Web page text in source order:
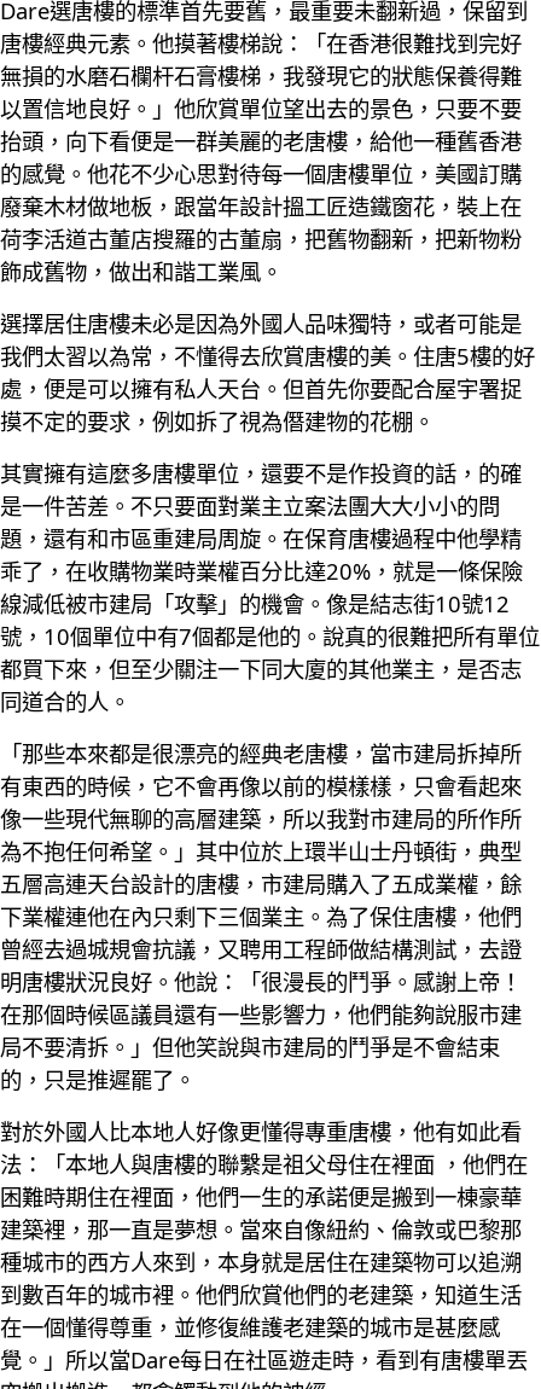
Dare選唐樓的標準首先要舊，最重要未翻新過，保留到
唐樓經典元素。他摸著樓梯說：「在香港很難找到完好
無損的水磨石欄杆石膏樓梯，我發現它的狀態保養得難
以置信地良好。」他欣賞單位望出去的景色，只要不要
抬頭，向下看便是一群美麗的老唐樓，給他一種舊香港
的感覺。他花不少心思對待每一個唐樓單位，美國訂購
廢棄木材做地板，跟當年設計搵工匠造鐵窗花，裝上在
荷李活道古董店搜羅的古董扇，把舊物翻新，把新物粉
飾成舊物，做出和諧工業風。
選擇居住唐樓未必是因為外國人品味獨特，或者可能是
我們太習以為常，不懂得去欣賞唐樓的美。住唐5樓的好
處，便是可以擁有私人天台。但首先你要配合屋宇署捉
摸不定的要求，例如拆了視為僭建物的花棚。
其實擁有這麼多唐樓單位，還要不是作投資的話，的確
是一件苦差。不只要面對業主立案法團大大小小的問
題，還有和市區重建局周旋。在保育唐樓過程中他學精
乖了，在收購物業時業權百分比達20%，就是一條保險
線減低被市建局「攻擊」的機會。像是結志街10號12
號，10個單位中有7個都是他的。說真的很難把所有單位
都買下來，但至少關注一下同大廈的其他業主，是否志
同道合的人。
「那些本來都是很漂亮的經典老唐樓，當市建局拆掉所
有東西的時候，它不會再像以前的模樣樣，只會看起來
像一些現代無聊的高層建築，所以我對市建局的所作所
為不抱任何希望。」其中位於上環半山士丹頓街，典型
五層高連天台設計的唐樓，市建局購入了五成業權，餘
下業權連他在內只剩下三個業主。為了保住唐樓，他們
曾經去過城規會抗議，又聘用工程師做結構測試，去證
明唐樓狀況良好。他說：「很漫長的鬥爭。感謝上帝！
在那個時候區議員還有一些影響力，他們能夠說服市建
局不要清拆。」但他笑說與市建局的鬥爭是不會結束
的，只是推遲罷了。
對於外國人比本地人好像更懂得專重唐樓，他有如此看
法：「本地人與唐樓的聯繫是祖父母住在裡面 ，他們在
困難時期住在裡面，他們一生的承諾便是搬到一棟豪華
建築裡，那一直是夢想。當來自像紐約、倫敦或巴黎那
種城市的西方人來到，本身就是居住在建築物可以追溯
到數百年的城市裡。他們欣賞他們的老建築，知道生活
在一個懂得尊重，並修復維護老建築的城市是甚麼感
覺。」所以當Dare每日在社區遊走時，看到有唐樓單丟